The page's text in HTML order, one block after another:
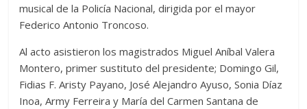
musical de la Policía Nacional, dirigida por el mayor
Federico Antonio Troncoso.
Al acto asistieron los magistrados Miguel Aníbal Valera
Montero, primer sustituto del presidente; Domingo Gil,
Fidias F. Aristy Payano, José Alejandro Ayuso, Sonia Díaz
Inoa, Army Ferreira y María del Carmen Santana de